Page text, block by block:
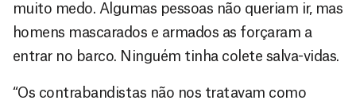
muito medo. Algumas pessoas não queriam ir, mas
homens mascarados e armados as forçaram a
entrar no barco. Ninguém tinha colete salva-vidas.
“Os contrabandistas não nos tratavam como